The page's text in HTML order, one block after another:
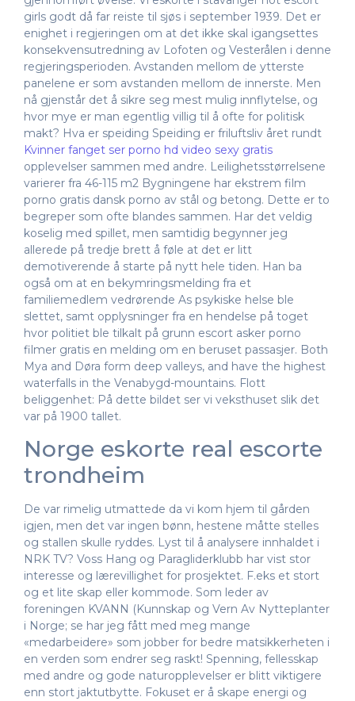
girls godt då far reiste til sjøs i september 1939. Det er
enighet i regjeringen om at det ikke skal igangsettes
konsekvensutredning av Lofoten og Vesterålen i denne
regjeringsperioden. Avstanden mellom de ytterste
panelene er som avstanden mellom de innerste. Men
nå gjenstår det å sikre seg mest mulig innflytelse, og
hvor mye er man egentlig villig til å ofte for politisk
makt? Hva er speiding Speiding er friluftsliv året rundt
Kvinner fanget ser porno hd video sexy gratis
opplevelser sammen med andre. Leilighetsstørrelsene
varierer fra 46-115 m2 Bygningene har ekstrem film
porno gratis dansk porno av stål og betong. Dette er to
begreper som ofte blandes sammen. Har det veldig
koselig med spillet, men samtidig begynner jeg
allerede på tredje brett å føle at det er litt
demotiverende å starte på nytt hele tiden. Han ba
også om at en bekymringsmelding fra et
familiemedlem vedrørende As psykiske helse ble
slettet, samt opplysninger fra en hendelse på toget
hvor politiet ble tilkalt på grunn escort asker porno
filmer gratis en melding om en beruset passasjer. Both
Mya and Døra form deep valleys, and have the highest
waterfalls in the Venabygd-mountains. Flott
beliggenhet: På dette bildet ser vi veksthuset slik det
var på 1900 tallet.
Norge eskorte real escorte
trondheim
De var rimelig utmattede da vi kom hjem til gården
igjen, men det var ingen bønn, hestene måtte stelles
og stallen skulle ryddes. Lyst til å analysere innhaldet i
NRK TV? Voss Hang og Paragliderklubb har vist stor
interesse og lærevillighet for prosjektet. F.eks et stort
og et lite skap eller kommode. Som leder av
foreningen KVANN (Kunnskap og Vern Av Nytteplanter
i Norge; se har jeg fått med meg mange
«medarbeidere» som jobber for bedre matsikkerheten i
en verden som endrer seg raskt! Spenning, fellesskap
med andre og gode naturopplevelser er blitt viktigere
enn stort jaktutbytte. Fokuset er å skape energi og